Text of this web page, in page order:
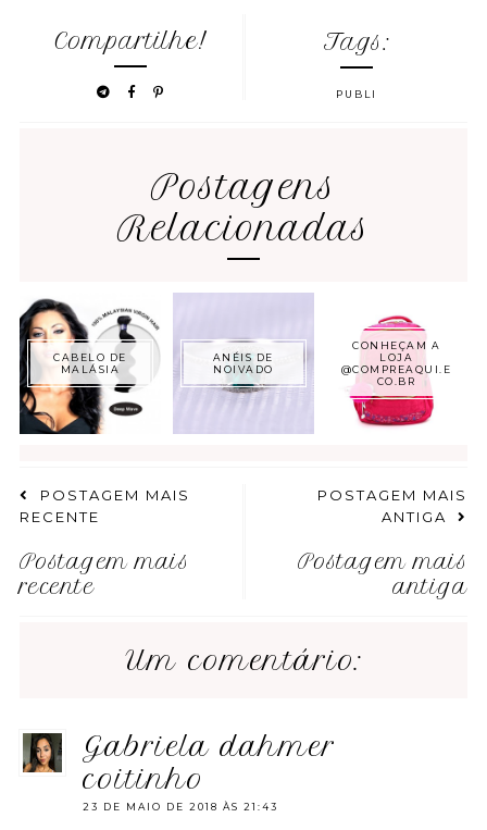
Compartilhe! Tags:
PUBLI
Postagens
Relacionadas
CABELO DE
MALÁSIA
ANÉIS DE
NOIVADO
CONHEÇAM A
LOJA
@COMPREAQUI.E
CO.BR
POSTAGEM MAIS
RECENTE
Postagem mais
recente
POSTAGEM MAIS
ANTIGA
Postagem mais
antiga
Um comentário:
gabriela dahmer
coitinho
23 DE MAIO DE 2018 ÀS 21:43